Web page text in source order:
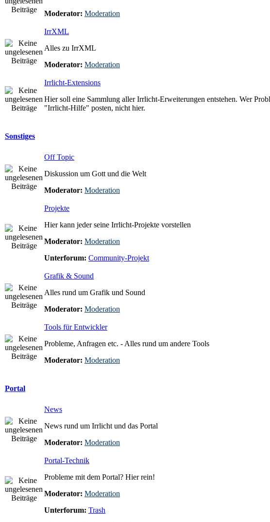
Moderator: Moderation
IrrXML
Alles zu IrrXML
Moderator: Moderation
Irrlicht-Extensions
Hier soll eine Sammlung aller Irrlicht-Erweiterungen entstehen. Wer
"Irrlicht-Hilfe" posten, nicht hier.
Sonstiges
Off Topic
Diskussion um Gott und die Welt
Moderator: Moderation
Projekte
Hier kann jeder seine Irrlicht-Projekte vorstellen
Moderator: Moderation
Unterforum: Community-Projekt
Grafik & Sound
Alles rund um Grafik und Sound
Moderator: Moderation
Tools für Entwickler
Probleme, Anfragen etc. - Alles rund um andere Tools
Moderator: Moderation
Portal
News
News rund um Irrlicht und das Portal
Moderator: Moderation
Portal-Technik
Probleme mit dem Portal? Hier rein!
Moderator: Moderation
Unterforum: Trash